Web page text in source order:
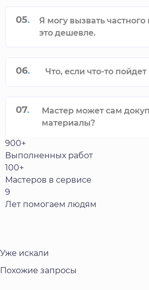
05.
Я могу вызвать частного
это дешевле.
06. Что, если что-то пойдет
07.
Мастер может сам
материалы?
900+
Выполненных работ
100+
Мастеров в сервисе
9
Лет помогаем людям
Уже искали
Похожие запросы